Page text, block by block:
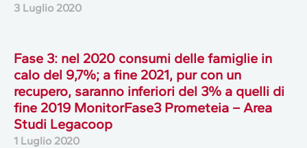
3 Luglio 2020
Fase 3: nel 2020 consumi delle famiglie in
calo del 9,7%; a fine 2021, pur con un
recupero, saranno inferiori del 3% a quelli di
fine 2019 MonitorFase3 Prometeia – Area
Studi Legacoop
1 Luglio 2020